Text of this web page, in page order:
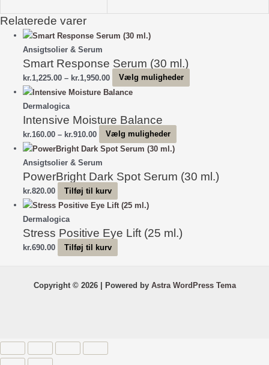
Relaterede varer
Ansigtsolier & Serum
Smart Response Serum (30 ml.)
kr.1,225.00 – kr.1,950.00Prisinterval:
kr.1,225.00
kr.1,950.00
Vælg muligheder
vælges
Dermalogica
Intensive Moisture Balance
kr.160.00 – kr.910.00Prisinterval:
kr.160.00
til
kr.910.00
Vælg muligheder
flere
vælges
Ansigtsolier & Serum
PowerBright Dark Spot Serum (30 ml.)
kr.820.00 Tilføj til kurv
Dermalogica
Stress Positive Eye Lift (25 ml.)
kr.690.00 Tilføj til kurv
Copyright © 2026 | Powered by Astra WordPress Tema